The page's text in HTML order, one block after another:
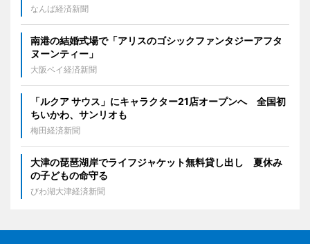
なんば経済新聞
南港の結婚式場で「アリスのゴシックファンタジーアフタ
ヌーンティー」
大阪ベイ経済新聞
「ルクア サウス」にキャラクター21店オープンへ 全国初
ちいかわ、サンリオも
梅田経済新聞
大津の琵琶湖岸でライフジャケット無料貸し出し 夏休み
の子どもの命守る
びわ湖大津経済新聞